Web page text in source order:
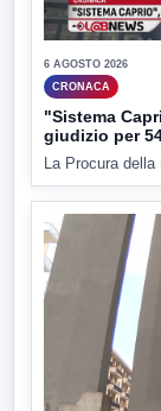
6 AGOSTO 2026
CRONACA
"Sistema
giudizio per
La Procura